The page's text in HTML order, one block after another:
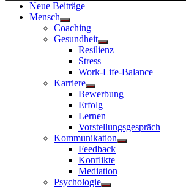
Neue Beiträge
Mensch
Untermenü
anzeigen
Coaching
Gesundheit
Untermenü
anzeigen
Resilienz
Stress
Work-Life-Balance
Karriere
Untermenü
anzeigen
Bewerbung
Erfolg
Lernen
Vorstellungsgespräch
Kommunikation
Untermenü
Feedback
Konflikte
Mediation
Psychologie